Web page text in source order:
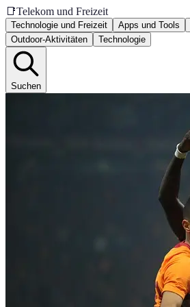
📑Telekom und Freizeit
Technologie und Freizeit Apps und Tools
Outdoor-Aktivitäten
Technologie
Suchen